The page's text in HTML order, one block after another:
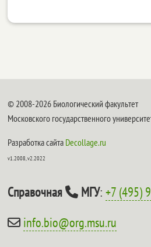
© 2008-2026 Биологический факультет
Московского государственного
Разработка сайта Decollage.ru
v1.2008, v2.2022
Справочная МГУ:+7 (495)
info.bio@org.msu.ru